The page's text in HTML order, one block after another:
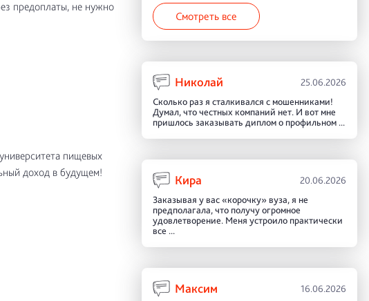
предоплаты, не нужно
пищевых
доход в будущем!
Смотреть все
Николай 25.06.2026
Сколько раз я сталкивался с мошенниками!
Думал, что честных компаний нет. И вот мне
пришлось заказывать диплом о профильном ...
Кира 20.06.2026
Заказывая у вас «корочку» вуза, я не
предполагала, что получу огромное
удовлетворение. Меня устроило практически
все ...
Максим 16.06.2026